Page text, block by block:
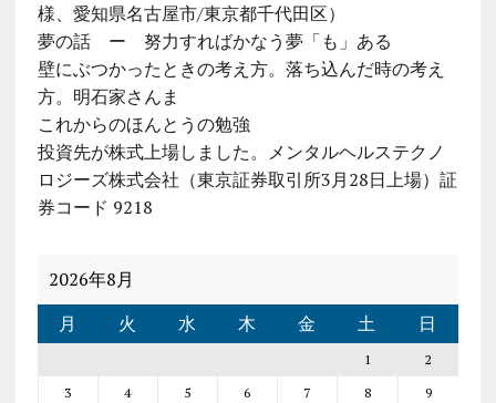
様、愛知県名古屋市/東京都千代田区）
夢の話 ー 努力すればかなう夢「も」ある
壁にぶつかったときの考え方。落ち込んだ時の考え
方。明石家さんま
これからのほんとうの勉強
投資先が株式上場しました。メンタルヘルステクノ
ロジーズ株式会社（東京証券取引所3月28日上場）証
券コード 9218
2026年8月
月
火 水 木 金 土 日
1
2
3
4 5 6 7 8
9